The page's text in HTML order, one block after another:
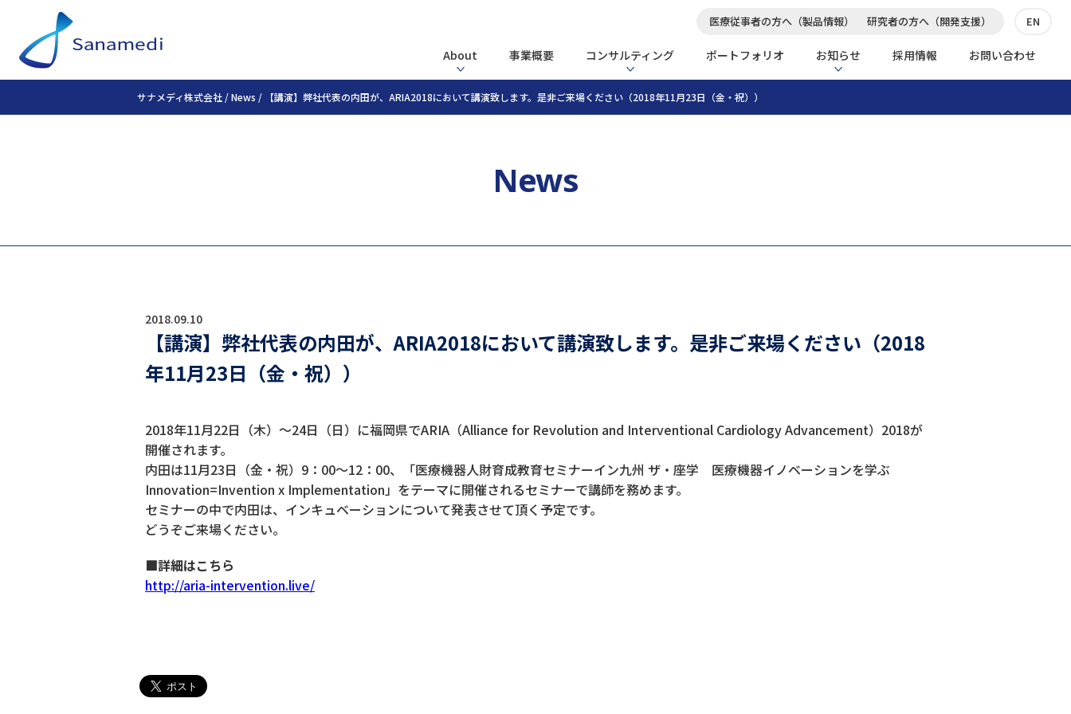
About 事業概要 コンサルティング ポートフォリオ お知らせ 採用情報 お問い合わせ
EN
医療従事者の方へ（製品情報） 研究者の方へ（開発支援）
サナメディ株式会社 /News / 【講演】弊社代表の内田が、ARIA2018において講演致します。是非ご来場ください（2018年11月23日（金・祝））
News
2018.09.10
【講演】弊社代表の内田が、ARIA2018において講演致します。是非ご来場ください（2018
年11月23日（金・祝））
2018年11月22日（木）～24日（日）に福岡県でARIA（Alliance for Revolution and Interventional Cardiology Advancement）2018が
開催されます。
内田は11月23日（金・祝）9：00～12：00、「医療機器人財育成教育セミナーイン九州 ザ・座学 医療機器イノベーションを学ぶ
Innovation=Invention x Implementation」をテーマに開催されるセミナーで講師を務めます。
セミナーの中で内田は、インキュベーションについて発表させて頂く予定です。
どうぞご来場ください。
■詳細はこちら
http://aria-intervention.live/